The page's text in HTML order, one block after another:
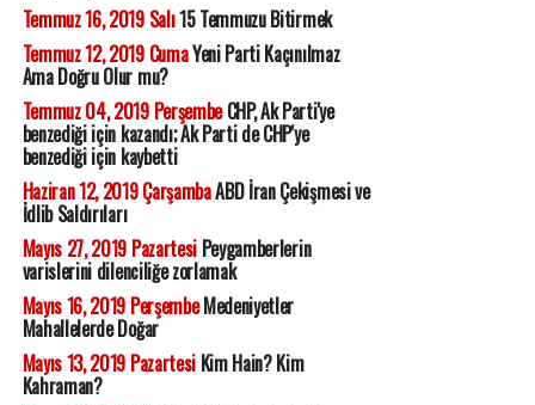
Temmuz 16, 2019 Salı15 Temmuzu Bitirmek
Temmuz 12, 2019 CumaYeni Parti Kaçınılmaz
Ama Doğru Olur mu?
Temmuz 04, 2019 PerşembeCHP, Ak Parti'ye
benzediği için kazandı; Ak Parti de CHP'ye
benzediği için kaybetti
Haziran 12, 2019 ÇarşambaABD İran Çekişmesi ve
İdlib Saldırıları
Mayıs 27, 2019 PazartesiPeygamberlerin
varislerini dilenciliğe zorlamak
Mayıs 16, 2019 PerşembeMedeniyetler
Mahallelerde Doğar
Mayıs 13, 2019 PazartesiKim Hain? Kim
Kahraman?